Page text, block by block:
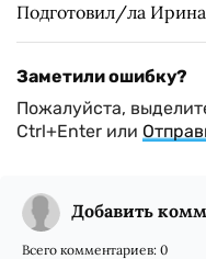
Подготовил/ла
Заметили ошибку?
Пожалуйста,
Ctrl+Enter или
Добавить
Всего комментариев: 0